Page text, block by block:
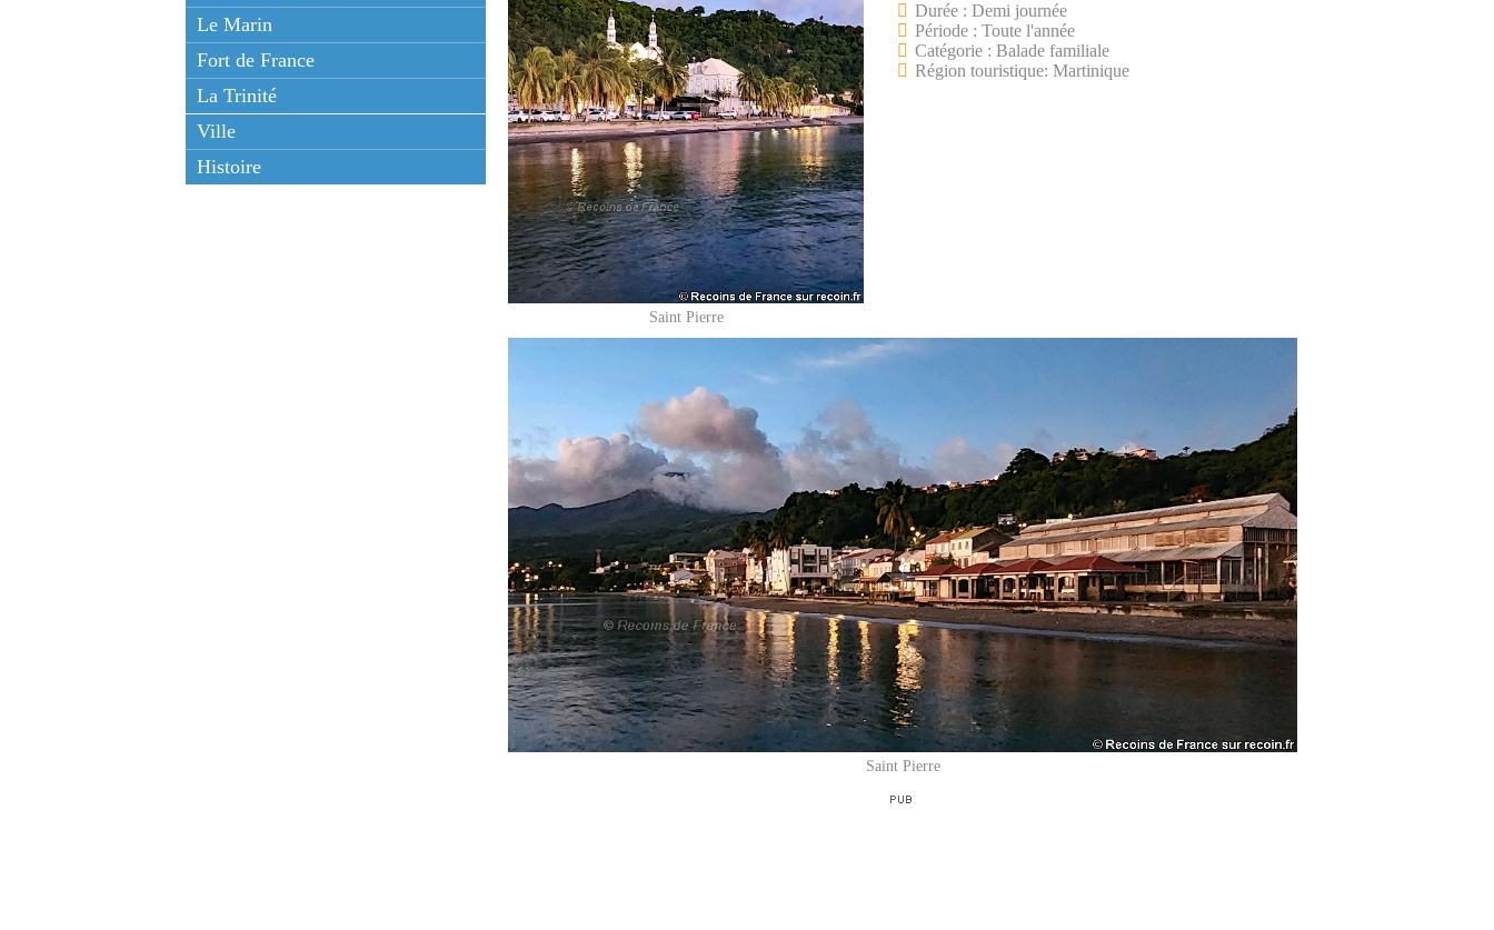
Le Marin
Fort de France
La Trinité
Ville
Histoire
Saint Pierre
Durée : Demi journée
Période : Toute l'année
Catégorie : Balade familiale
Région touristique: Martinique
Saint Pierre